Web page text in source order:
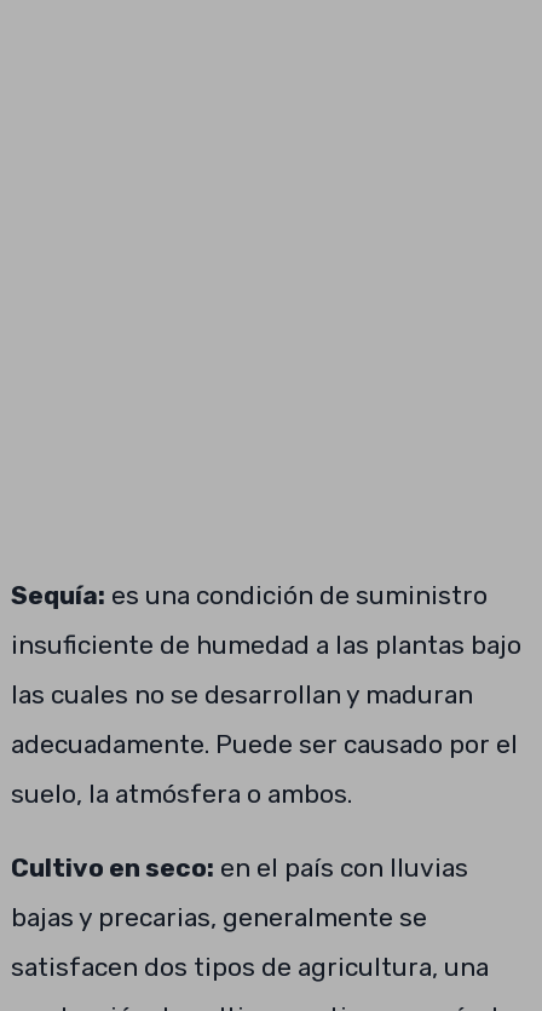
Sequía: es una condición de suministro
insuficiente de humedad a las plantas bajo
las cuales no se desarrollan y maduran
adecuadamente. Puede ser causado por el
suelo, la atmósfera o ambos.
Cultivo en seco: en el país con lluvias
bajas y precarias, generalmente se
satisfacen dos tipos de agricultura, una